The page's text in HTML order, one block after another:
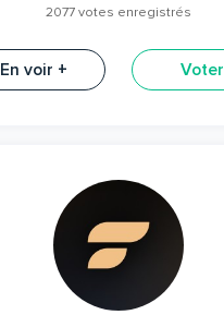
2077 votes enregistrés
En voir + Voter